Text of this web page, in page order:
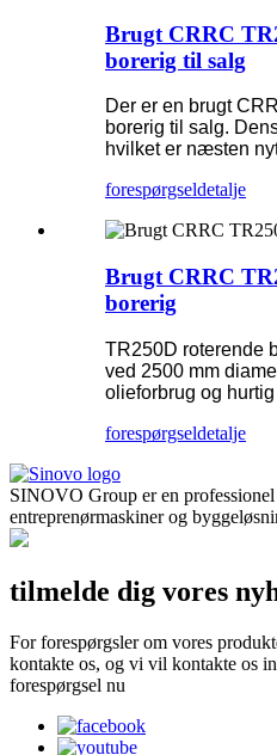
Brugt CRRC
borerig til salg
Der er en brugt
borerig til salg.
hvilket er næsten
forespørgseldetalje
Brugt CRRC
borerig
TR250D roterende
ved 2500 mm
olieforbrug og hurtig
forespørgseldetalje
SINOVO Group er en
entreprenørmaskiner og
tilmelde dig vores
For forespørgsler om vores
kontakte os, og vi vil kontakte os
forespørgsel nu